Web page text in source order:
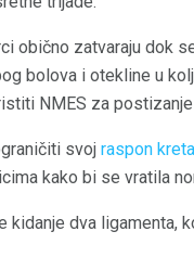
obično zatvaraju dok
bolova i otekline u
NMES za
svoj raspon
kako bi se vratila
kidanje dva